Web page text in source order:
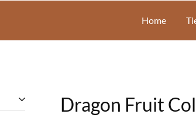
CORREA + COLLAR + ARNES
Home
Dragon Fruit